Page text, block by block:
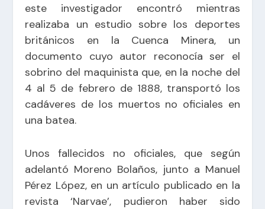
este investigador encontró mientras
realizaba un estudio sobre los deportes
británicos en la Cuenca Minera, un
documento cuyo autor reconocía ser el
sobrino del maquinista que, en la noche del
4 al 5 de febrero de 1888, transportó los
cadáveres de los muertos no oficiales en
una batea.
Unos fallecidos no oficiales, que según
adelantó Moreno Bolaños, junto a Manuel
Pérez López, en un artículo publicado en la
revista ‘Narvae’, pudieron haber sido